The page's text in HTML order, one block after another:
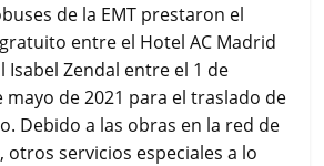
de la EMT prestaron el
entre el Hotel AC Madrid
Isabel Zendal entre el 1 de
mayo de 2021 para el traslado de
Debido a las obras en la red de
servicios especiales a lo